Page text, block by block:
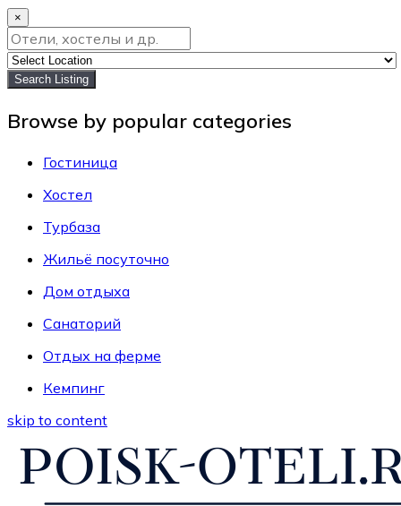
×
Search Listing
Browse by popular categories
Гостиница
Хостел
Турбаза
Жильё посуточно
Дом отдыха
Санаторий
Отдых на ферме
Кемпинг
skip to content